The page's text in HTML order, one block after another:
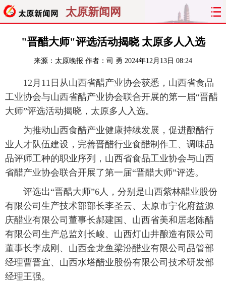
太原新闻网
首页 聚焦 太原 山西
经济 关注 文明 出行
纵横 曝光 综合 专题
旅游 理财 政务
看天下 晋月读 最太原 网罗民生
太原日报 太原晚报 热评 社区
"晋醋大师"评选活动揭晓 太原多人入选
来源： 太原晚报 作者：司 勇 2024年12月13日 08:24
12月11日从山西省醋产业协会获悉，山西省食品
工业协会与山西省醋产业协会联合开展的第一届“晋醋
大师”评选活动揭晓，太原多人入选。
为推动山西食醋产业健康持续发展，促进酿醋行
业人才队伍建设，完善晋醋行业食醋制作工、调味品
品评师工种的职业序列，山西省食品工业协会与山西
省醋产业协会联合开展了第一届“晋醋大师”评选。
评选出“晋醋大师”6人，分别是山西紫林醋业股份
有限公司生产技术部部长李圣云、太原市宁化府益源
庆醋业有限公司董事长郝建国、山西省美和居老陈醋
有限公司生产总监刘长峻、山西灯山井酿造有限公司
董事长李成刚、山西金龙鱼梁汾醋业有限公司品管部
经理曹晋宜、山西水塔醋业股份有限公司技术研发部
经理王强。